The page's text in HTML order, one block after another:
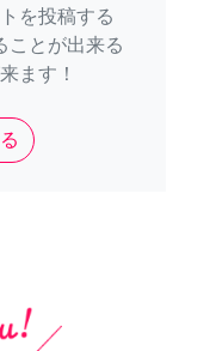
を投稿する
ことが出来る
ます！